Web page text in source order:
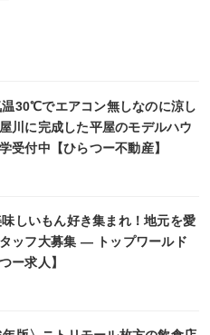
温30℃でエアコン無しなのに涼し
川に完成した平屋のモデルハウ
受付中【ひらつー不動産】
しいもん好き集まれ！地元を愛
ッフ大募集 ― トップワールド
ー求人】